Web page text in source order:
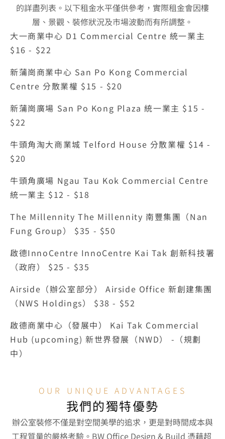
的詳盡列表。以下租金水平僅供參考，實際租金會因樓
層、景觀、裝修狀況及市場波動而有所調整。
大一商業中心 D1 Commercial Centre 統一業主
$16 - $22
新蒲崗商業中心 San Po Kong Commercial
Centre 分散業權 $15 - $20
新蒲崗廣場 San Po Kong Plaza 統一業主 $15 -
$22
牛頭角淘大商業城 Telford House 分散業權 $14 -
$20
牛頭角廣場 Ngau Tau Kok Commercial Centre
統一業主 $12 - $18
The Millennity The Millennity 南豐集團（Nan
Fung Group） $35 - $50
啟德InnoCentre InnoCentre Kai Tak 創新科技署
（政府） $25 - $35
Airside（辦公室部分） Airside Office 新創建集團
（NWS Holdings） $38 - $52
啟德商業中心（發展中） Kai Tak Commercial
Hub (upcoming) 新世界發展（NWD） -（規劃
中）
OUR UNIQUE ADVANTAGES
我們的獨特優勢
辦公室裝修不僅是對空間美學的追求，更是對時間成本與
工程質量的嚴格考驗。BW Office Design & Build 憑藉超